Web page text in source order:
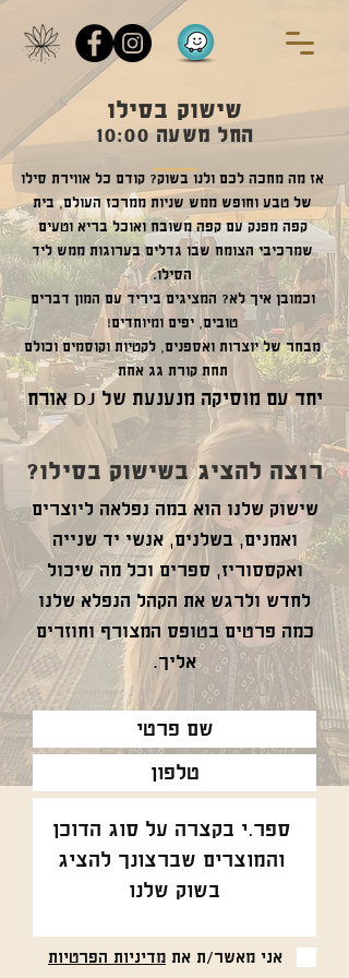
החל משעה 10:00
אז מה מחכה לכם ולנו בשוק? קודם כל אווירת סילו
של טבע וחופש ממש שניות ממרכז העולם, בית
קפה מפנק עם קפה משובח ואוכל בריא וטעים
שמרכיבי הצומח שבו גדלים בערוגות ממש ליד
הסילו.
וכמובן איך לא? המציגים ביריד עם המון דברים
טובים, יפים ומיוחדים!
מבחר של יוצרות ואספנים, לקטיות וקוסמים וכולם
תחת קורת גג אחת
יחד עם מוסיקה מנענעת של DJ אורח
רוצה להציג בשישוק בסילו?
שישוק שלנו הוא במה נפלאה ליוצרים
ואמנים, בשלנים, אנשי יד שנייה
ואקססוריז, ספרים וכל מה שיכול
לחדש ולרגש את הקהל הנפלא שלנו
כמה פרטים בטופס המצורף וחוזרים
אליך.
אני מאשר/ת את מדיניות הפרטיות